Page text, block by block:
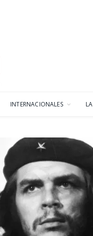
INTERNACIONALES